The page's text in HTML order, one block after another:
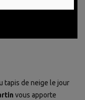
tapis de neige le jour
vous apporte